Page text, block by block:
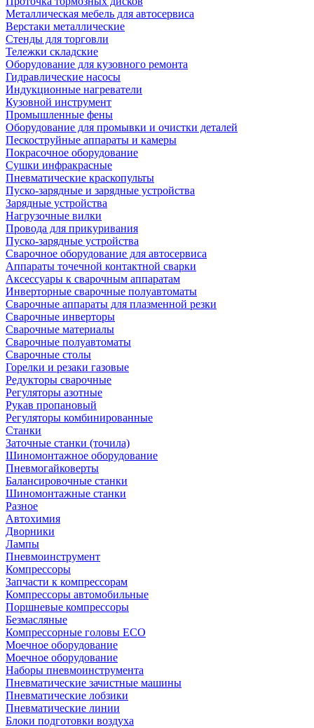
Металлическая мебель для автосервиса
Верстаки металлические
Стенды для торговли
Тележки складские
Оборудование для кузовного ремонта
Гидравлические насосы
Индукционные нагреватели
Кузовной инструмент
Промышленные фены
Оборудование для промывки и очистки деталей
Пескоструйные аппараты и камеры
Покрасочное оборудование
Сушки инфракрасные
Пневматические краскопульты
Пуско-зарядные и зарядные устройства
Зарядные устройства
Нагрузочные вилки
Провода для прикуривания
Пуско-зарядные устройства
Сварочное оборудование для автосервиса
Аппараты точечной контактной сварки
Аксессуары к сварочным аппаратам
Инверторные сварочные полуавтоматы
Сварочные аппараты для плазменной резки
Сварочные инверторы
Сварочные материалы
Сварочные полуавтоматы
Сварочные столы
Горелки и резаки газовые
Редукторы сварочные
Регуляторы азотные
Рукав пропановый
Регуляторы комбинированные
Станки
Заточные станки (точила)
Шиномонтажное оборудование
Пневмогайковерты
Балансировочные станки
Шиномонтажные станки
Разное
Автохимия
Дворники
Лампы
Пневмоинструмент
Компрессоры
Запчасти к компрессорам
Компрессоры автомобильные
Поршневые компрессоры
Безмасляные
Компрессорные головы ECO
Моечное оборудование
Моечное оборудование
Наборы пневмоинструмента
Пневматические зачистные машины
Пневматические лобзики
Пневматические линии
Блоки подготовки воздуха